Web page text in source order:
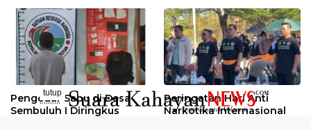
Pengedar Sabu di Desa
Sembuluh I Diringkus
Peringatan Hari Anti
Narkotika Internasional
tutup
..........